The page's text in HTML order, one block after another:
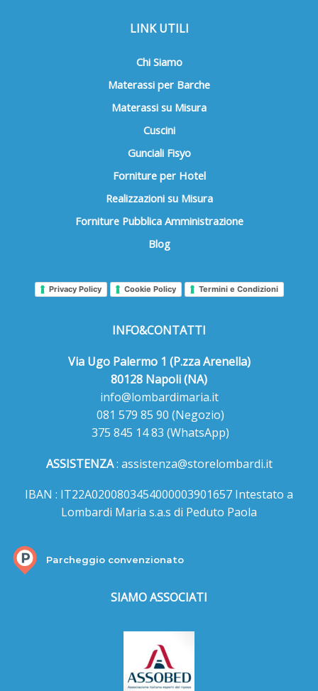
LINK UTILI
Chi Siamo
Materassi per Barche
Materassi su Misura
Cuscini
Gunciali Fisyo
Forniture per Hotel
Realizzazioni su Misura
Forniture Pubblica Amministrazione
Blog
Privacy Policy Cookie Policy Termini e Condizioni
INFO&CONTATTI
Via Ugo Palermo 1 (P.zza Arenella)
80128 Napoli (NA)
info@lombardimaria.it
081 579 85 90 (Negozio)
375 845 14 83 (WhatsApp)
ASSISTENZA: assistenza@storelombardi.it
IBAN : IT22A0200803454000003901657 Intestato a
Lombardi Maria s.a.s di Peduto Paola
Parcheggio convenzionato
SIAMO ASSOCIATI